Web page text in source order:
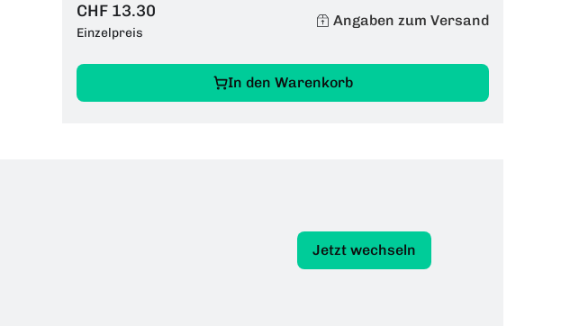
CHF 13.30
Einzelpreis
Angaben zum Versand
In den Warenkorb
Jetzt wechseln